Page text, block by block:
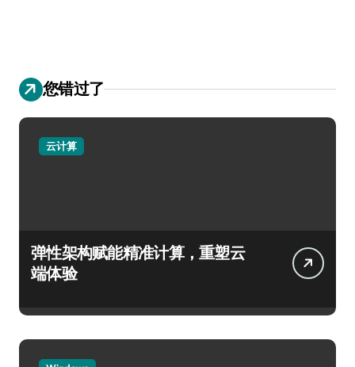
您错过了
云计算
弹性架构赋能精准计算，重塑云
端体验